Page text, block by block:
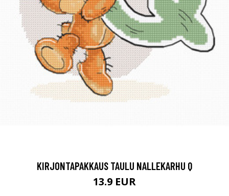
KIRJONTAPAKKAUS TAULU NALLEKARHU Q
13.9 EUR